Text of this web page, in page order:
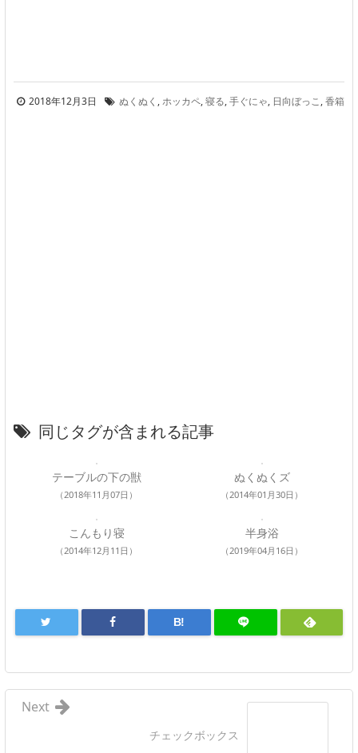
2018年12月3日 ぬくぬく ,ホッカペ,寝る,手ぐにゃ, 日向ぼっこ ,香箱
同じタグが含まれる記事
テーブルの下の獣
（2018年11月07日）
ぬくぬくズ
（2014年01月30日）
こんもり寝
（2014年12月11日）
半身浴
（2019年04月16日）
B!
チェックボックス
Next